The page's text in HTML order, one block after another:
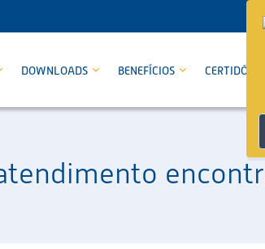
DOWNLOADS BENEFÍCIOS CERTIDÕES